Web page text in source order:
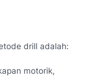
drill adalah:
motorik,